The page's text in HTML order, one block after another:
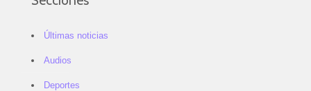
Últimas noticias
Audios
Deportes